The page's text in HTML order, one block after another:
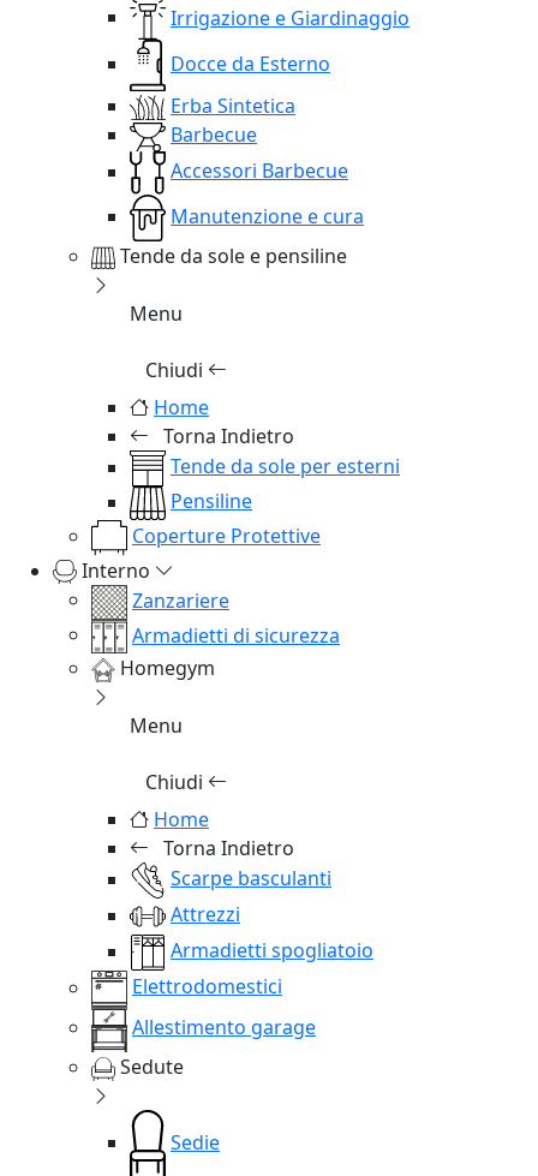
Irrigazione e Giardinaggio
Docce da Esterno
Erba Sintetica
Barbecue
Accessori Barbecue
Manutenzione e cura
Tende da sole e pensiline
Menu
Chiudi
Home
Torna Indietro
Tende da sole per esterni
Pensiline
Coperture Protettive
Interno
Zanzariere
Armadietti di sicurezza
Homegym
Menu
Chiudi
Home
Torna Indietro
Scarpe basculanti
Attrezzi
Armadietti spogliatoio
Elettrodomestici
Allestimento garage
Sedute
Sedie